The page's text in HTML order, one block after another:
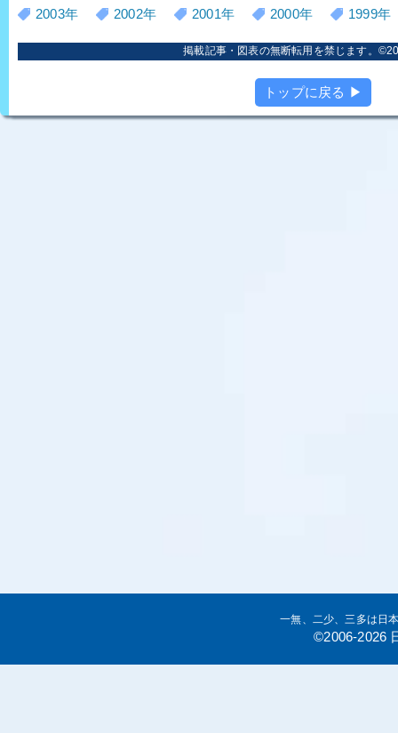
2003年
2002年 2001年 2000年 1999年
掲載記事・図表の無断転用を禁じます。
トップに戻る ▶
一無、二少、三多は日
©2006-2026